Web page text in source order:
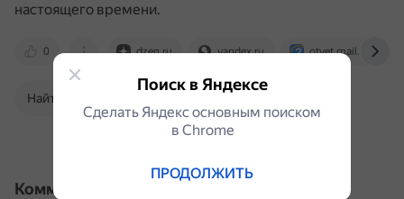
настоящего времени.
0 dzen.ru yandex.ru otvet.mail.ru
Найти в Поиске
Комментарии
Поиск в Яндексе
Сделать Яндекс основным поиском
в Сhrome
ПРОДОЛЖИТЬ